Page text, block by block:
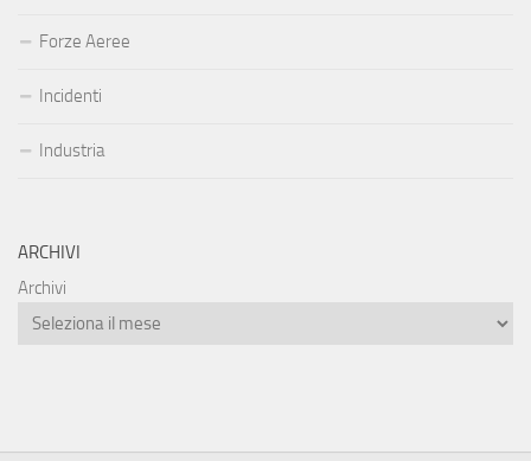
Forze Aeree
Incidenti
Industria
ARCHIVI
Archivi